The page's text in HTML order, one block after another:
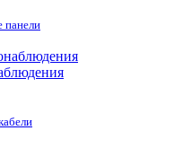
панели